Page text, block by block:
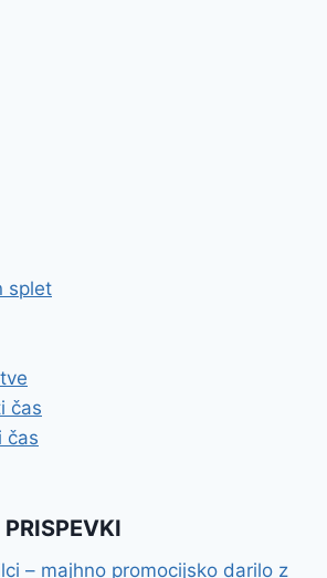
splet
čas
čas
– majhno promocijsko darilo z